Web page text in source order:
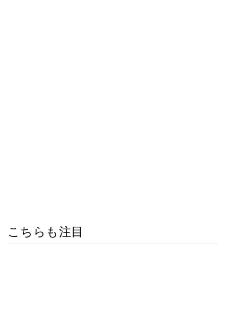
こちらも注目